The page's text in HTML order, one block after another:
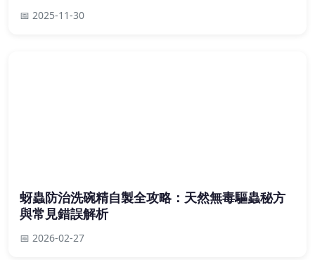
📅 2025-11-30
蚜蟲防治洗碗精自製全攻略：天然無毒驅蟲秘方
與常見錯誤解析
📅 2026-02-27